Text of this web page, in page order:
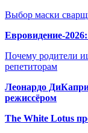
Выбор маски
Евровидение-
Почему родители
репетиторам
Леонардо
режиссёром
The White Lotus